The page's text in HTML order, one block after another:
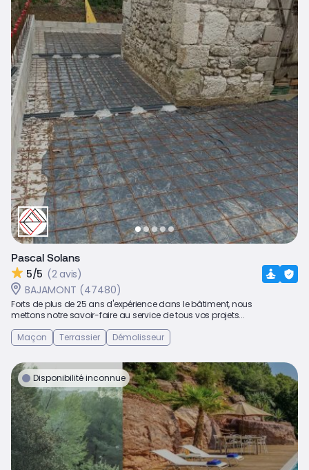
Pascal Solans
5/5 (2 avis)
BAJAMONT (47480)
Forts de plus de 25 ans d'expérience dans le bâtiment, nous
mettons notre savoir-faire au service de tous vos projets...
Maçon
Terrassier Démolisseur
Disponibilité inconnue